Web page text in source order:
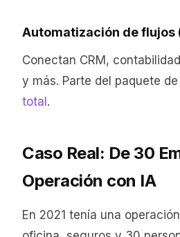
Automatización de flujos
Conectan CRM,
y más. Parte del paquete de
total .
Caso Real: De 30
Operación con IA
En 2021 tenía una